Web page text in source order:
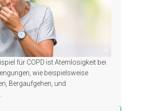
für COPD ist Atemlosigkeit bei
wie beispielsweise
Bergaufgehen, und